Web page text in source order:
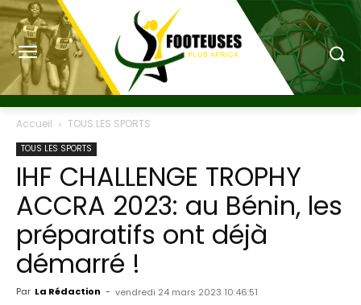
Accueil TOUS LES SPORTS
TOUS LES SPORTS
IHF CHALLENGE TROPHY
ACCRA 2023: au Bénin, les
préparatifs ont déjà
démarré !
Par La Rédaction - vendredi 24 mars 2023 10:46:51